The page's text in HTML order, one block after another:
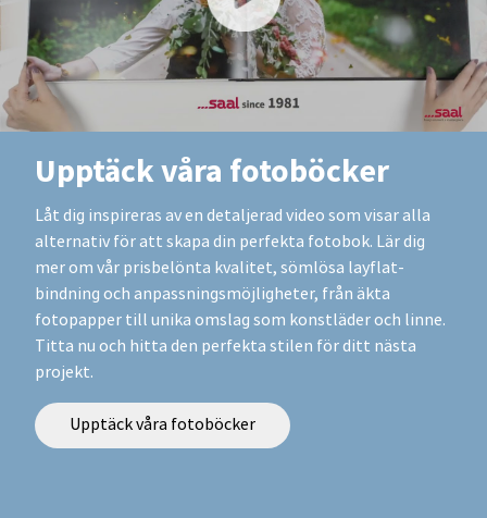
Upptäck våra fotoböcker
Låt dig inspireras av en detaljerad video som visar alla
alternativ för att skapa din perfekta fotobok. Lär dig
mer om vår prisbelönta kvalitet, sömlösa layflat-
bindning och anpassningsmöjligheter, från äkta
fotopapper till unika omslag som konstläder och linne.
Titta nu och hitta den perfekta stilen för ditt nästa
projekt.
Upptäck våra fotoböcker